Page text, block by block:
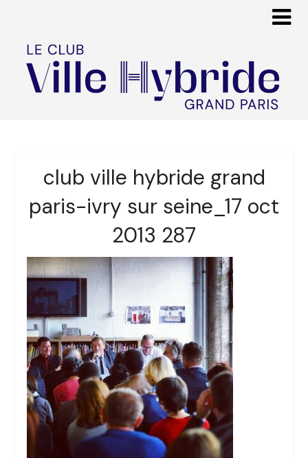
club ville hybride grand
paris-ivry sur seine_17 oct
2013 287